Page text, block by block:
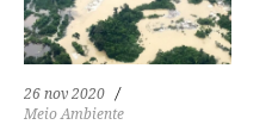
26 nov 2020
Meio Ambiente